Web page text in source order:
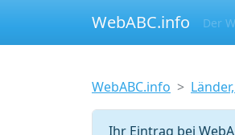
WebABC.info Der
WebABC.info
Ihr Eintrag bei